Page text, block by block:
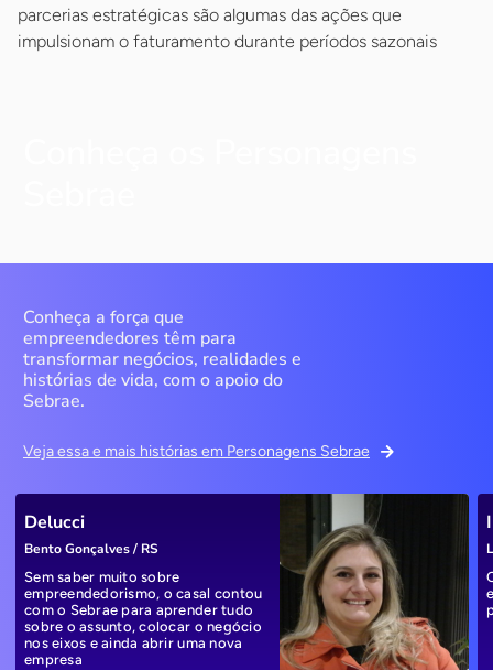
parcerias estratégicas são algumas das ações que
impulsionam o faturamento durante períodos sazonais
Conheça a força que
empreendedores têm para
transformar negócios, realidades e
histórias de vida, com o apoio do
Sebrae.
Veja essa e mais histórias em Personagens Sebrae
Delucci
Bento Gonçalves / RS
Sem saber muito sobre
empreendedorismo, o casal contou
com o Sebrae para aprender tudo
sobre o assunto, colocar o negócio
nos eixos e ainda abrir uma nova
empresa